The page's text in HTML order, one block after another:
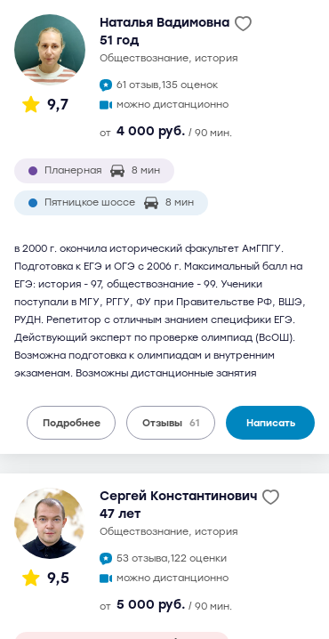
9,7
Наталья Вадимовна
51 год
обществознание, история
61 отзыв,135 оценок
можно дистанционно
от 4 000 руб. / 90 мин.
Планерная 8 мин
Пятницкое шоссе 8 мин
в 2000 г. окончила исторический факультет АмГПГУ.
Подготовка к ЕГЭ и ОГЭ с 2006 г. Максимальный балл на
ЕГЭ: история - 97, обществознание - 99. Ученики
поступали в МГУ, РГГУ, ФУ при Правительстве РФ, ВШЭ,
РУДН. Репетитор с отличным знанием специфики ЕГЭ.
Действующий эксперт по проверке олимпиад (ВсОШ).
Возможна подготовка к олимпиадам и внутренним
экзаменам. Возможны дистанционные занятия
Подробнее Отзывы 61 Написать
9,5
Сергей Константинович
47 лет
обществознание, история
53 отзыва,122 оценки
можно дистанционно
от 5 000 руб. / 90 мин.